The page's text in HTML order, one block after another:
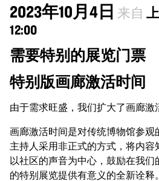
2023年10月4日 来自
12:00
需要特别的展览门票
特别版画廊激活时间
由于需求旺盛，我们扩大了画廊激
画廊激活时间是对传统博物馆参观
主持人采用非正式的方式，将内容
以社区的声音为中心，鼓励在我们
的特别展览提供有意义的全新诠释。